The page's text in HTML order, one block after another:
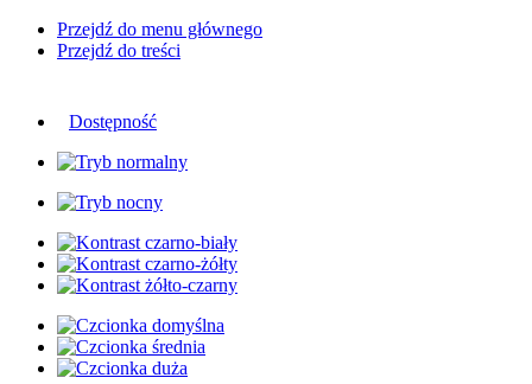
Przejdź do menu głównego
Przejdź do treści
Dostępność